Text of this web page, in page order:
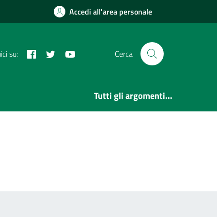
Accedi all'area personale
su: FacebookTwitter Cerca
Tutti gli argomenti...